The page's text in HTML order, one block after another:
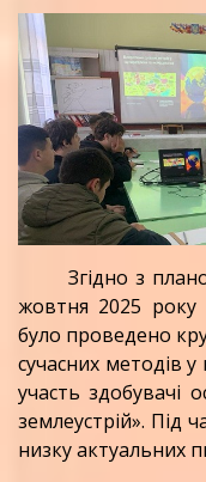
Згідно з
жовтня 2025 року
було проведено
сучасних методів у
участь здобувачі
землеустрій». Під
низку актуальних